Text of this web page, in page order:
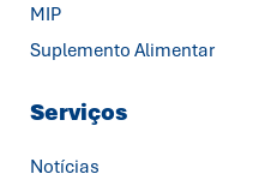
MIP
Suplemento Alimentar
Serviços
Notícias